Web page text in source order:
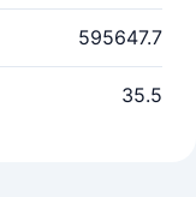
595647.7
35.5